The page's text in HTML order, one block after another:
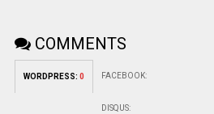
COMMENTS
WORDPRESS: 0 FACEBOOK:
DISQUS: